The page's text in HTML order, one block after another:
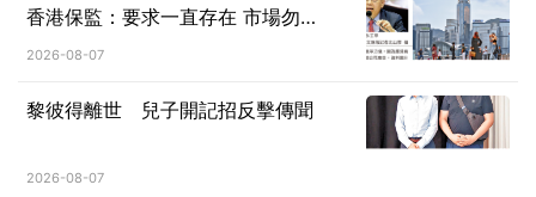
香港保監：要求一直存在 市場勿
過度解讀
2026-08-07
黎彼得離世 兒子開記招反擊傳聞
2026-08-07